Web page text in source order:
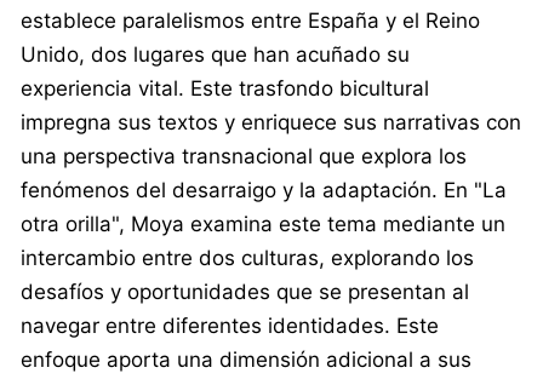
establece paralelismos entre España y el Reino
Unido, dos lugares que han acuñado su
experiencia vital. Este trasfondo bicultural
impregna sus textos y enriquece sus narrativas con
una perspectiva transnacional que explora los
fenómenos del desarraigo y la adaptación. En "La
otra orilla", Moya examina este tema mediante un
intercambio entre dos culturas, explorando los
desafíos y oportunidades que se presentan al
navegar entre diferentes identidades. Este
enfoque aporta una dimensión adicional a sus